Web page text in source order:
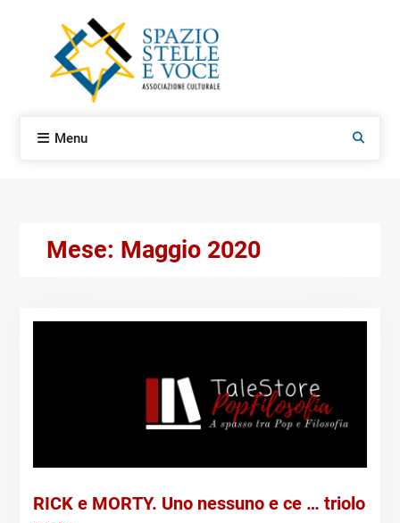
Menu Search
Mese: Maggio 2020
RICK e MORTY. Uno nessuno e ce … triolo